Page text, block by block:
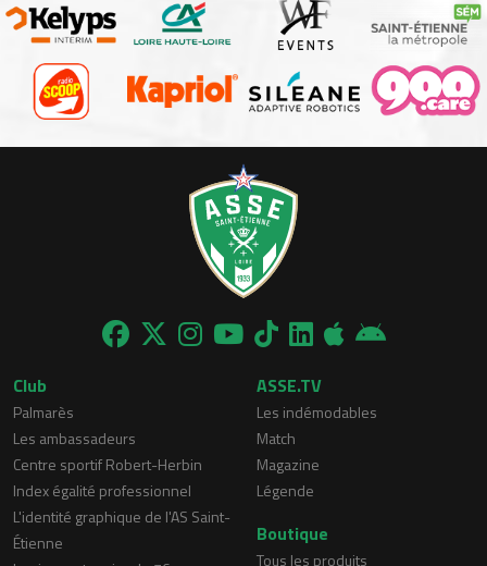
Club
Palmarès
Les ambassadeurs
Centre sportif Robert-Herbin
Index égalité professionnel
L'identité graphique de l'AS Saint-
Étienne
ASSE.TV
Les indémodables
Match
Magazine
Légende
Boutique
Tous les produits